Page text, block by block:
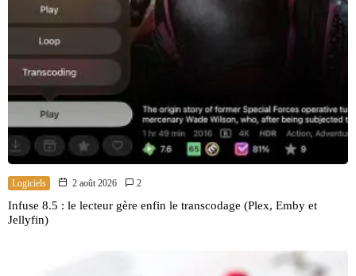
Logiciels 2 août 2026 2
Infuse 8.5 : le lecteur gère enfin le transcodage (Plex, Emby et
Jellyfin)